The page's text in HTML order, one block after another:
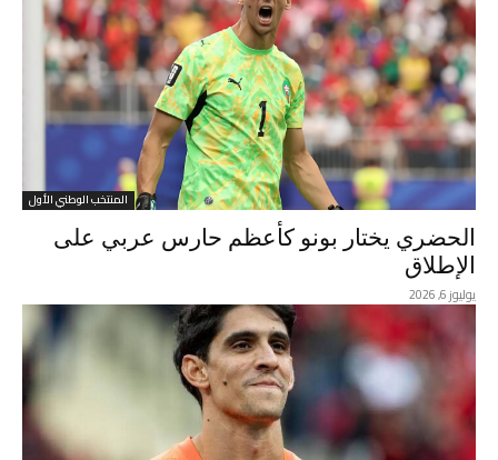
المنتخب الوطني الأول
الحضري يختار بونو كأعظم حارس عربي على
الإطلاق
يوليوز 6, 2026